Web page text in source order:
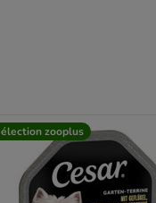
zooplus